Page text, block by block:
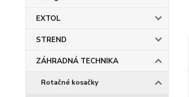
EXTOL
STREND
ZÁHRADNÁ TECHNIKA
Rotačné kosačky